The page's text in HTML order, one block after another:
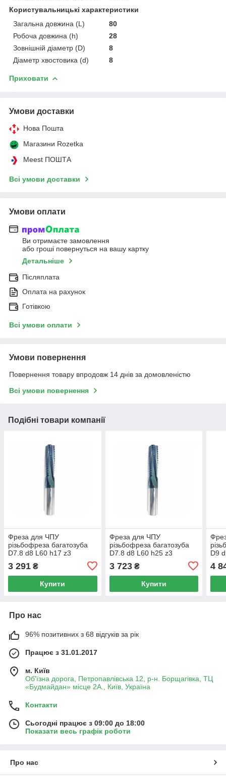
Користувальницькі характеристики
Загальна довжина (L)
80
Робоча довжина (h)
28
Зовнішній діаметр (D)
8
Діаметр хвостовика (d)
8
Приховати
Умови доставки
Нова Пошта
Магазини Rozetka
Meest ПОШТА
Всі умови доставки
Умови оплати
Ви отримаєте замовлення
або гроші повернуться на вашу картку
Детальніше
Післяплата
Оплата на рахунок
Готівкою
Всі умови оплати
Умови повернення
Повернення товару впродовж 14 днів за домовленістю
Всі умови повернення
Подібні товари компанії
Фреза для ЧПУ
різьбофреза багатозуба
D7.8 d8 L60 h17 z3
3 291 ₴
Купити
Фреза для ЧПУ
різьбофреза багатозуба
D7.8 d8 L60 h25 z3
3 723₴
Купити
D9
4
Про нас
96% позитивних з 68 відгуків за рік
Працює з 31.01.2017
м. Київ
Об'їзна дорога, Петропавлівська 12, р-н. Борщагівка, ТЦ
«Будмайдан» місце 2А., Київ, Україна
Контакти
Сьогодні працює з 09:00 до 18:00
Показати весь графік роботи
Про нас